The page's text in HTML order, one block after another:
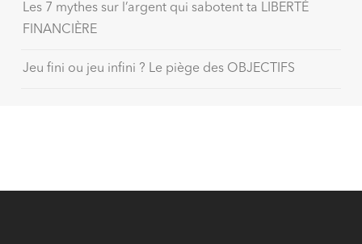
Les 7 mythes sur l’argent qui sabotent ta LIBERTÉ
FINANCIÈRE
Jeu fini ou jeu infini ? Le piège des OBJECTIFS